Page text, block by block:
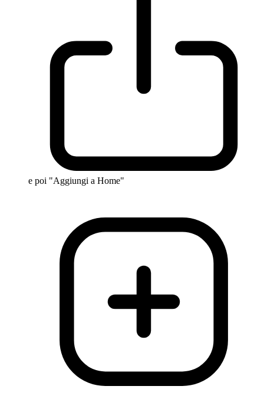
e poi "Aggiungi a Home"